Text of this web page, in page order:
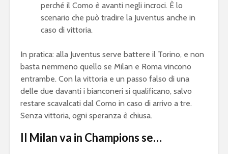
perché il Como è avanti negli incroci. È lo
scenario che può tradire la Juventus anche in
caso di vittoria.
In pratica: alla Juventus serve battere il Torino, e non
basta nemmeno quello se Milan e Roma vincono
entrambe. Con la vittoria e un passo falso di una
delle due davanti i bianconeri si qualificano, salvo
restare scavalcati dal Como in caso di arrivo a tre.
Senza vittoria, ogni speranza è chiusa.
Il Milan va in Champions se…